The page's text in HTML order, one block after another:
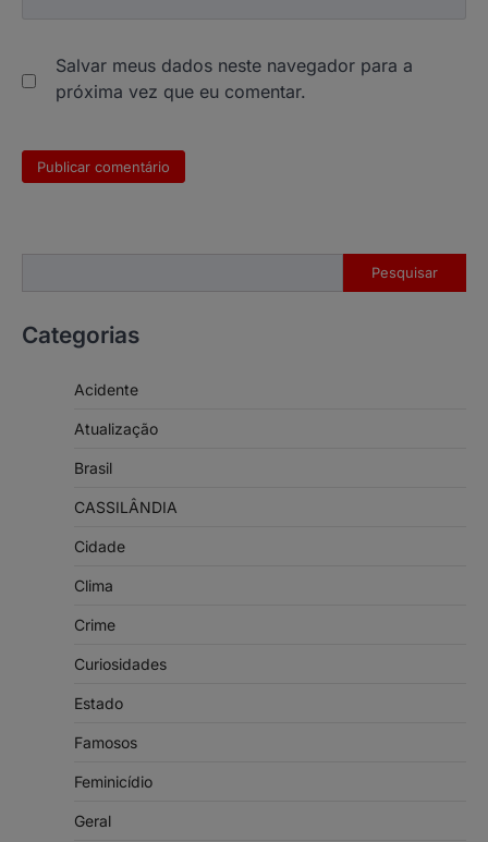
Salvar meus dados neste navegador para a
próxima vez que eu comentar.
Pesquisar
Categorias
Acidente
Atualização
Brasil
CASSILÂNDIA
Cidade
Clima
Crime
Curiosidades
Estado
Famosos
Feminicídio
Geral